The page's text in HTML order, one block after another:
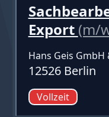
Export (m/
Hans Geis GmbH
12526 Berlin
Vollzeit